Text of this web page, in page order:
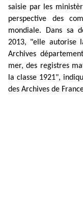
saisie par les
perspective des
mondiale. Dans sa
2013, "elle autorise
Archives
mer, des registres
la classe 1921",
des Archives de